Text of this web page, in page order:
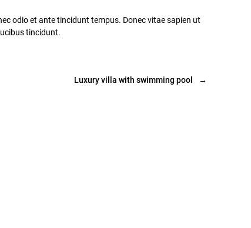
odio et ante tincidunt tempus. Donec vitae sapien ut
tincidunt.
→
Luxury villa with swimming pool